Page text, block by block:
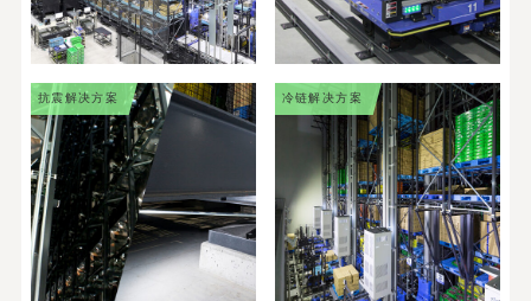
抗震解决方案 冷链解决方案